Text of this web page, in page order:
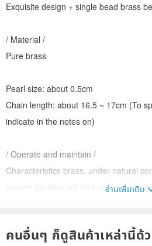
Exquisite design + single bead brass
/ Material /
Pure brass
Pearl size: about 0.5cm
Chain length: about 16.5 ~ 17cm (To
indicate in the notes on)
/ Operate and maintain /
Characteristics brass, under natural
oxygen binding, will be transformed
อ่านเพิ่มเติม
คนอื่นๆ ก็ดูสินค้าเหล่านี้ด้